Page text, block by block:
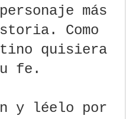
más
Como
quisiera
fe.
y léelo por